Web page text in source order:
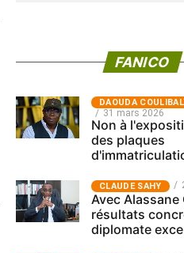
FANICO
‎DAOUDA
31 mars 2026
Non à
des plaques
CLAUDE SAHY
Avec Alassane
résultats
diplomate